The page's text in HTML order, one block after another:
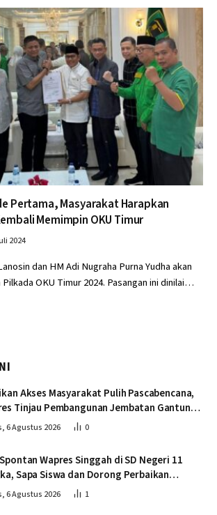
Pertama, Masyarakat Harapkan
Memimpin OKU Timur
2024
dan HM Adi Nugraha Purna Yudha akan
OKU Timur 2024. Pasangan ini dinilai…
Akses Masyarakat Pulih Pascabencana,
Tinjau Pembangunan Jembatan Gantung
6 Agustus 2026 0
Wapres Singgah di SD Negeri 11
Sapa Siswa dan Dorong Perbaikan
6 Agustus 2026 1